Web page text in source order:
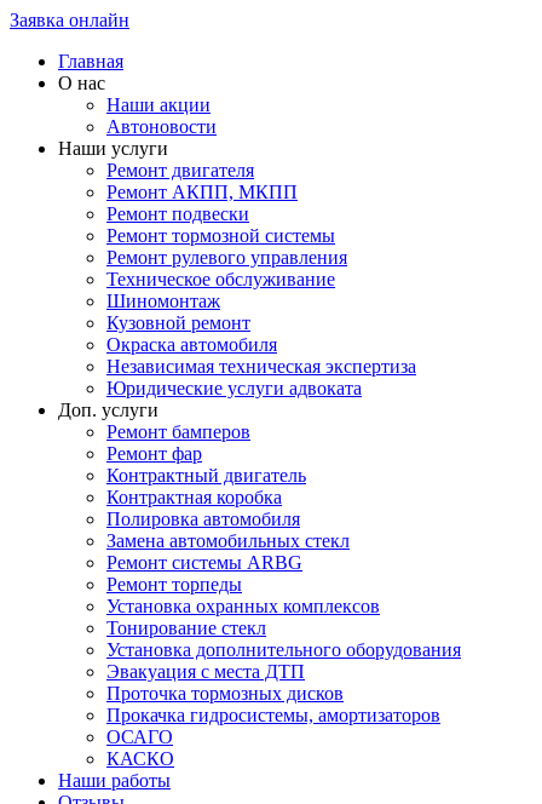
Заявка онлайн
Главная
О нас
Наши акции
Автоновости
Наши услуги
Ремонт двигателя
Ремонт АКПП, МКПП
Ремонт подвески
Ремонт тормозной системы
Ремонт рулевого управления
Техническое обслуживание
Шиномонтаж
Кузовной ремонт
Окраска автомобиля
Независимая техническая экспертиза
Юридические услуги адвоката
Доп. услуги
Ремонт бамперов
Ремонт фар
Контрактный двигатель
Контрактная коробка
Полировка автомобиля
Замена автомобильных стекл
Ремонт системы ARBG
Ремонт торпеды
Установка охранных комплексов
Тонирование стекл
Установка дополнительного оборудования
Эвакуация с места ДТП
Проточка тормозных дисков
Прокачка гидросистемы, амортизаторов
ОСАГО
КАСКО
Наши работы